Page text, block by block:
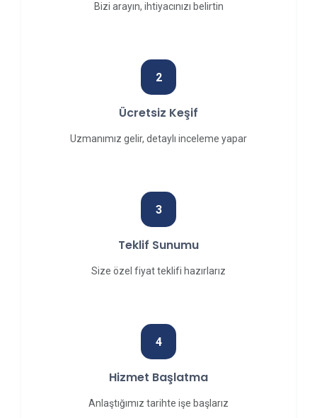
Bizi arayın, ihtiyacınızı belirtin
2
Ücretsiz Keşif
Uzmanımız gelir, detaylı inceleme yapar
3
Teklif Sunumu
Size özel fiyat teklifi hazırlarız
4
Hizmet Başlatma
Anlaştığımız tarihte işe başlarız